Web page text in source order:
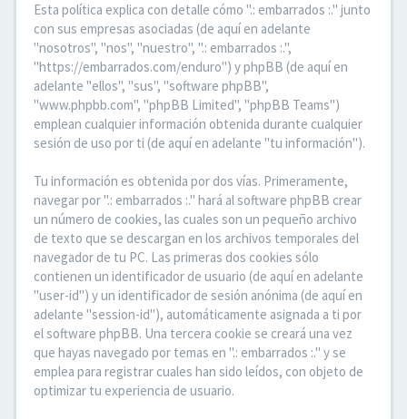
Esta política explica con detalle cómo ".: embarrados :." junto
con sus empresas asociadas (de aquí en adelante
"nosotros", "nos", "nuestro", ".: embarrados :.",
"https://embarrados.com/enduro") y phpBB (de aquí en
adelante "ellos", "sus", "software phpBB",
"www.phpbb.com", "phpBB Limited", "phpBB Teams")
emplean cualquier información obtenida durante cualquier
sesión de uso por ti (de aquí en adelante "tu información").
Tu información es obtenida por dos vías. Primeramente,
navegar por ".: embarrados :." hará al software phpBB crear
un número de cookies, las cuales son un pequeño archivo
de texto que se descargan en los archivos temporales del
navegador de tu PC. Las primeras dos cookies sólo
contienen un identificador de usuario (de aquí en adelante
"user-id") y un identificador de sesión anónima (de aquí en
adelante "session-id"), automáticamente asignada a ti por
el software phpBB. Una tercera cookie se creará una vez
que hayas navegado por temas en ".: embarrados :." y se
emplea para registrar cuales han sido leídos, con objeto de
optimizar tu experiencia de usuario.